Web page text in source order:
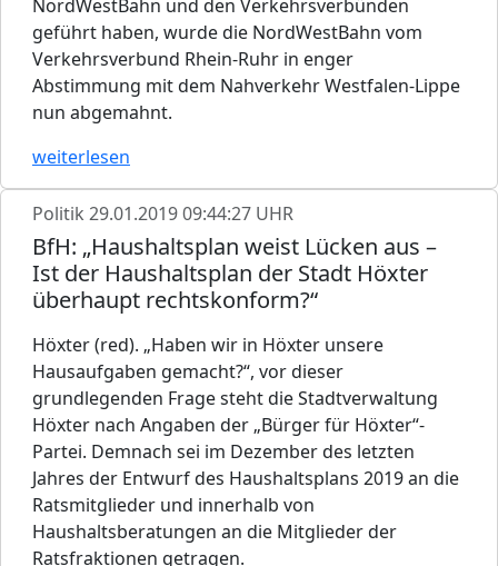
NordWestBahn und den Verkehrsverbünden
geführt haben, wurde die NordWestBahn vom
Verkehrsverbund Rhein-Ruhr in enger
Abstimmung mit dem Nahverkehr Westfalen-Lippe
nun abgemahnt.
weiterlesen
Politik 29.01.2019 09:44:27 UHR
BfH: „Haushaltsplan weist Lücken aus –
Ist der Haushaltsplan der Stadt Höxter
überhaupt rechtskonform?“
Höxter (red). „Haben wir in Höxter unsere
Hausaufgaben gemacht?“, vor dieser
grundlegenden Frage steht die Stadtverwaltung
Höxter nach Angaben der „Bürger für Höxter“-
Partei. Demnach sei im Dezember des letzten
Jahres der Entwurf des Haushaltsplans 2019 an die
Ratsmitglieder und innerhalb von
Haushaltsberatungen an die Mitglieder der
Ratsfraktionen getragen.